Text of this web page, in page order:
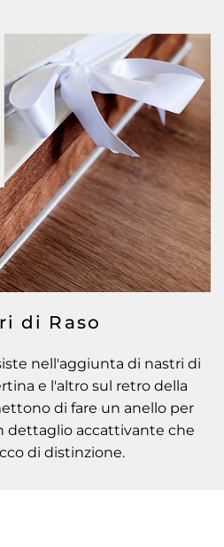
di Raso
nell'aggiunta di nastri di
e l'altro sul retro della
di fare un anello per
dettaglio accattivante che
di distinzione.